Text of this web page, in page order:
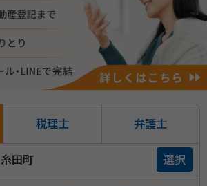
税理士 弁護士
田町 選択